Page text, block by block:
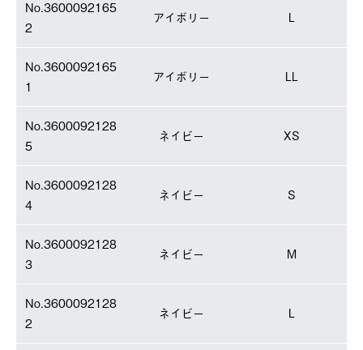
No.3600092165
2
アイボリー L
No.3600092165
1
アイボリー LL
No.3600092128
5
ネイビー XS
No.3600092128
4
ネイビー S
No.3600092128
3
ネイビー M
No.3600092128
2
ネイビー L